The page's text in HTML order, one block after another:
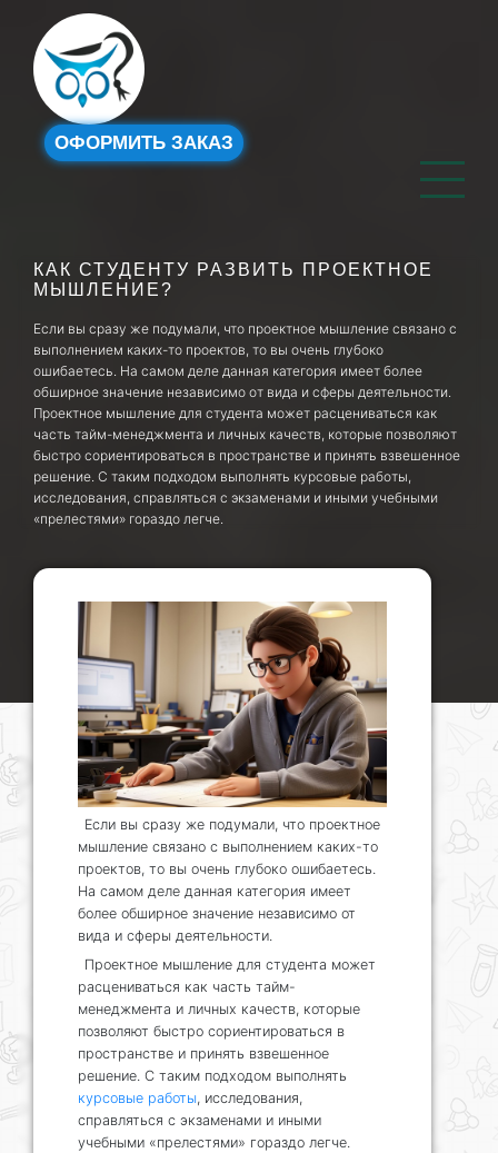
ОФОРМИТЬ ЗАКАЗ
КАК СТУДЕНТУ РАЗВИТЬ ПРОЕКТНОЕ
МЫШЛЕНИЕ?
Если вы сразу же подумали, что проектное мышление связано с
выполнением каких-то проектов, то вы очень глубоко
ошибаетесь. На самом деле данная категория имеет более
обширное значение независимо от вида и сферы деятельности.
Проектное мышление для студента может расцениваться как
часть тайм-менеджмента и личных качеств, которые позволяют
быстро сориентироваться в пространстве и принять взвешенное
решение. С таким подходом выполнять курсовые работы,
исследования, справляться с экзаменами и иными учебными
«прелестями» гораздо легче.
Если вы сразу же подумали, что проектное
мышление связано с выполнением каких-то
проектов, то вы очень глубоко ошибаетесь.
На самом деле данная категория имеет
более обширное значение независимо от
вида и сферы деятельности.
Проектное мышление для студента может
расцениваться как часть тайм-
менеджмента и личных качеств, которые
позволяют быстро сориентироваться в
пространстве и принять взвешенное
решение. С таким подходом выполнять
курсовые работы, исследования,
справляться с экзаменами и иными
учебными «прелестями» гораздо легче.